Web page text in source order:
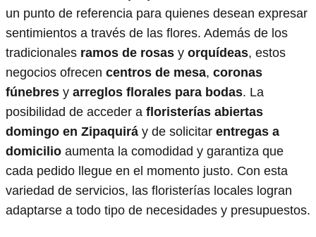
un punto de referencia para quienes desean expresar
sentimientos a través de las flores. Además de los
tradicionales ramos de rosas y orquídeas, estos
negocios ofrecen centros de mesa, coronas
fúnebres y arreglos florales para bodas. La
posibilidad de acceder a floristerías abiertas
domingo en Zipaquirá y de solicitar entregas a
domicilio aumenta la comodidad y garantiza que
cada pedido llegue en el momento justo. Con esta
variedad de servicios, las floristerías locales logran
adaptarse a todo tipo de necesidades y presupuestos.